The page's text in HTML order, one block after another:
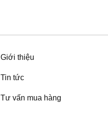
Giới thiệu
Tin tức
Tư vấn mua hàng